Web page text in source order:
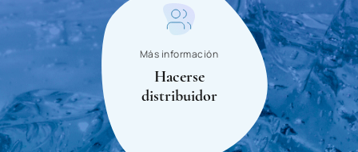
Más información
Hacerse
distribuidor
Slovakia
Slovenia
Sudan
USA